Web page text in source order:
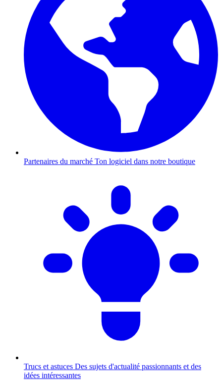
Partenaires du marché Ton logiciel dans notre boutique
Trucs et astuces Des sujets d'actualité passionnants et des
idées intéressantes